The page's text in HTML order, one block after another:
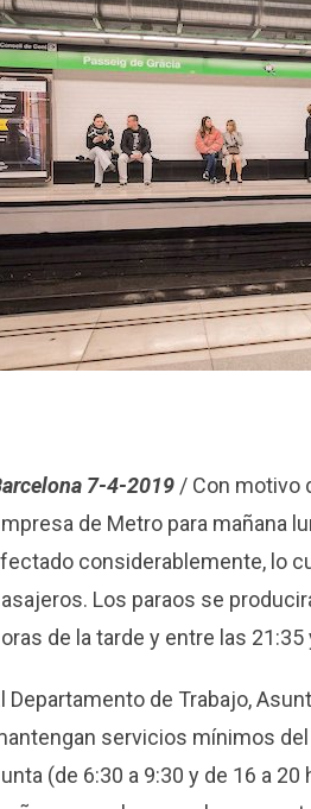
7-4-2019/ Con motivo
de Metro para mañana
considerablemente, lo
Los paraos se
de la tarde y entre las
Departamento de Trabajo,
servicios mínimos
(de 6:30 a 9:30 y de 16 a